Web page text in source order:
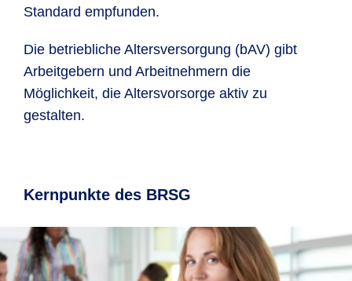
Standard empfunden.
Die betriebliche Altersversorgung (bAV) gibt
Arbeitgebern und Arbeitnehmern die
Möglichkeit, die Altersvorsorge aktiv zu
gestalten.
Kernpunkte des BRSG